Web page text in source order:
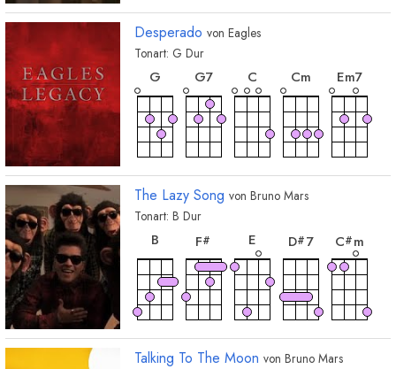
Desperado von Eagles
Tonart: G Dur
G
akkord
G7
C
Cm
Em7
A7
akkord
D7
akkord
B7
akkord
D
akkord
Em
Bm
akkord
Am7
akkord
The Lazy Song von Bruno Mars
Tonart: B Dur
B
akkord
F#
E
D#7
C#m
D#m
akkord
G#m
akkord
Talking To The Moon von Bruno Mars